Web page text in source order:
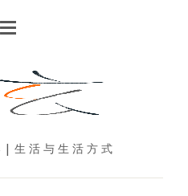
| 生 活 与 生 活 方 式